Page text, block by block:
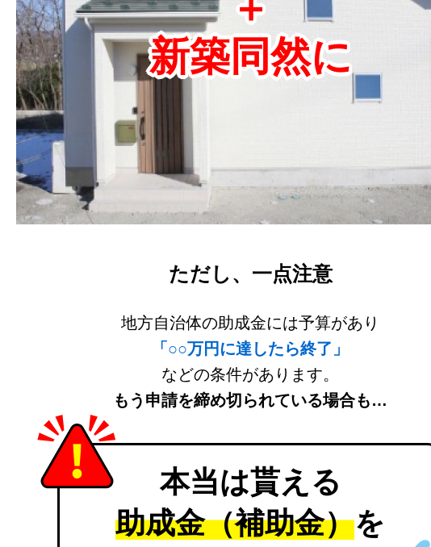
新築同然に
ただし、一点注意
地方自治体の助成金には予算があり
「○○万円に達したら終了」
などの条件があります。
もう申請を締め切られている場合も…
本当は貰える
助成金（補助金）を